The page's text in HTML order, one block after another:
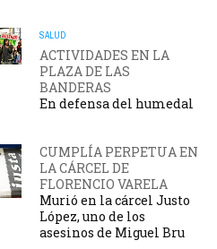
SALUD
ACTIVIDADES EN LA
PLAZA DE LAS
BANDERAS
En defensa del humedal
CUMPLÍA PERPETUA EN
LA CÁRCEL DE
FLORENCIO VARELA
Murió en la cárcel Justo
López, uno de los
asesinos de Miguel Bru
Provincial por la Memoria